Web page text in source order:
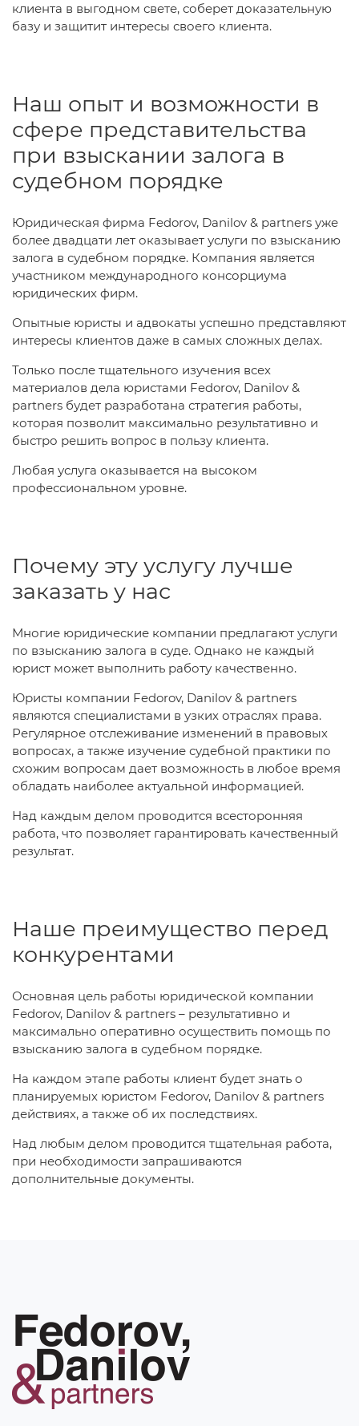
клиента в выгодном свете, соберет доказательную
базу и защитит интересы своего клиента.
Наш опыт и возможности в
сфере представительства
при взыскании залога в
судебном порядке
Юридическая фирма Fedorov, Danilov & partners уже
более двадцати лет оказывает услуги по взысканию
залога в судебном порядке. Компания является
участником международного консорциума
юридических фирм.
Опытные юристы и адвокаты успешно представляют
интересы клиентов даже в самых сложных делах.
Только после тщательного изучения всех
материалов дела юристами Fedorov, Danilov &
partners будет разработана стратегия работы,
которая позволит максимально результативно и
быстро решить вопрос в пользу клиента.
Любая услуга оказывается на высоком
профессиональном уровне.
Почему эту услугу лучше
заказать у нас
Многие юридические компании предлагают услуги
по взысканию залога в суде. Однако не каждый
юрист может выполнить работу качественно.
Юристы компании Fedorov, Danilov & partners
являются специалистами в узких отраслях права.
Регулярное отслеживание изменений в правовых
вопросах, а также изучение судебной практики по
схожим вопросам дает возможность в любое время
обладать наиболее актуальной информацией.
Над каждым делом проводится всесторонняя
работа, что позволяет гарантировать качественный
результат.
Наше преимущество перед
конкурентами
Основная цель работы юридической компании
Fedorov, Danilov & partners – результативно и
максимально оперативно осуществить помощь по
взысканию залога в судебном порядке.
На каждом этапе работы клиент будет знать о
планируемых юристом Fedorov, Danilov & partners
действиях, а также об их последствиях.
Над любым делом проводится тщательная работа,
при необходимости запрашиваются
дополнительные документы.